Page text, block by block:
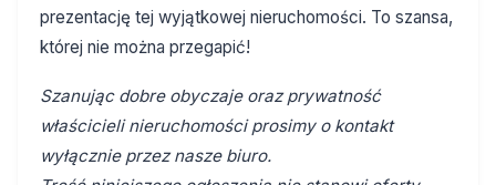
prezentację tej wyjątkowej nieruchomości. To szansa,
której nie można przegapić!
Szanując dobre obyczaje oraz prywatność
właścicieli nieruchomości prosimy o kontakt
wyłącznie przez nasze biuro.